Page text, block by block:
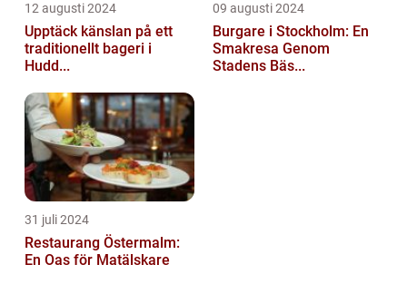
12 augusti 2024
Upptäck känslan på ett
traditionellt bageri i
Hudd...
09 augusti 2024
Burgare i Stockholm: En
Smakresa Genom
Stadens Bäs...
31 juli 2024
Restaurang Östermalm:
En Oas för Matälskare